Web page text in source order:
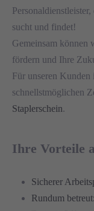
sucht und findet!
Gemeinsam können
fördern und Ihre
Für unseren Kunden
schnellstmöglichen
Staplerschein.
Ihre Vorteile
Sicherer
Rundum betreut: